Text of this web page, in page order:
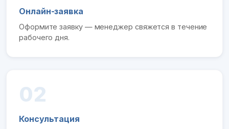
Онлайн-заявка
Оформите заявку — менеджер свяжется в течение
рабочего дня.
02
Консультация